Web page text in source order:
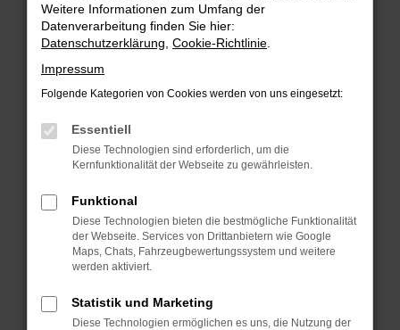
Fehler: Network Error
Beim Laden ist ein Fehler aufgetreten.
Hier sind ein paar Tipps, die dir helfen können:
Überprüfe deine Firewall und deine
Laden andere Webseiten, zum Beispiel
deine Suchmaschine?
Prüfe deine Browsererweiterungen.
Manche Erweiterungen, wie Werbeblocker,
können das Laden bestimmter Seiten
verhindern. Funktioniert die Seite in einem
Weitere Informationen zum Umfang der
Datenverarbeitung finden Sie hier:
Datenschutzerklärung Cookie-Richtlinie
Impressum
Folgende Kategorien von Cookies werden von uns eingesetzt:
Essentiell
Diese Technologien sind erforderlich, um die
Kernfunktionalität der Webseite zu gewährleisten.
Funktional
Diese Technologien bieten die bestmögliche Funktionalität
der Webseite. Services von Drittanbietern wie Google
Maps, Chats, Fahrzeugbewertungssystem und weitere
werden aktiviert.
Statistik und Marketing
Diese Technologien ermöglichen es uns, die Nutzung der